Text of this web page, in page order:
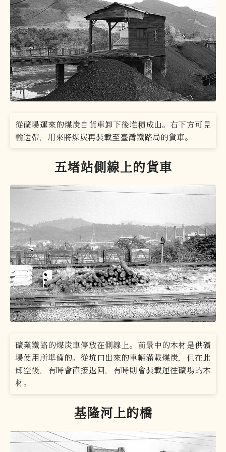
從礦場運來的煤炭自貨車卸下後堆積成山。右下方可見
輸送帶，用來將煤炭再裝載至臺灣鐵路局的貨車。
五堵站側線上的貨車
礦業鐵路的煤炭車停放在側線上。前景中的木材是供礦
場使用所準備的。從坑口出來的車輛滿載煤炭，但在此
卸空後，有時會直接返回，有時則會裝載運往礦場的木
材。
基隆河上的橋